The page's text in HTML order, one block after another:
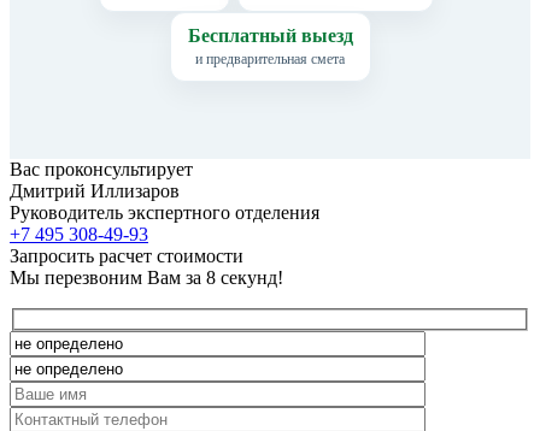
Бесплатный выезд
и предварительная смета
Вас проконсультирует
Дмитрий Иллизаров
Руководитель экспертного отделения
+7 495 308-49-93
Запросить расчет стоимости
Мы перезвоним Вам за 8 секунд!